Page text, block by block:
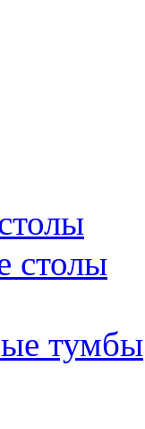
столы
тумбы